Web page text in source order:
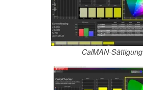
CalMAN-Sättigung